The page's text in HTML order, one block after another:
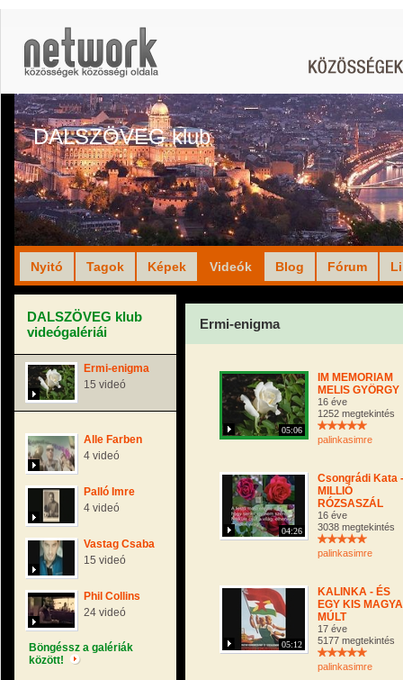
DALSZÖVEG klub
Nyitó Tagok Képek Videók Blog Fórum
DALSZÖVEG klub
videógalériái
Ermi-enigma
15 videó
Alle Farben
4 videó
Palló Imre
4 videó
Vastag Csaba
15 videó
Phil Collins
24 videó
Böngéssz a galériák
között!
Ermi-enigma
05:06
IM MEMORIAM
MELIS GYÖRGY
16 éve
1252 megtekintés
palinkasimre
04:26
Csongrádi Kata -
MILLIÓ
RÓZSASZÁL
16 éve
3038 megtekintés
palinkasimre
05:12
KALINKA - ÉS
EGY KIS
MÚLT
17 éve
5177 megtekintés
palinkasimre